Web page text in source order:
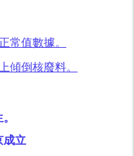
常值數據。
傾倒核廢料。
成立